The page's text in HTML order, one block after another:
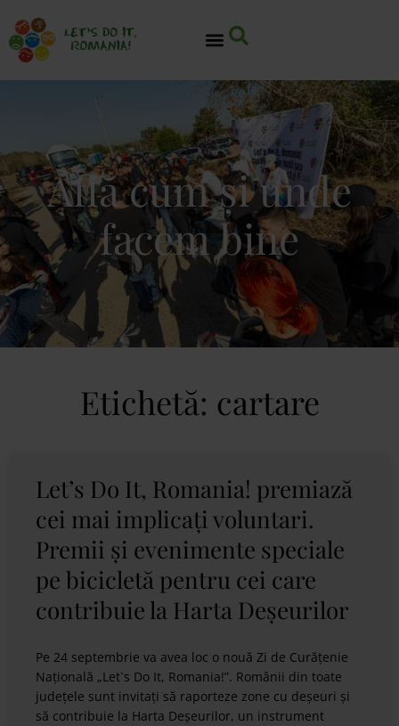
Află cum și unde
facem bine
Etichetă: cartare
Let’s Do It, Romania! premiază
cei mai implicați voluntari.
Premii și evenimente speciale
pe bicicletă pentru cei care
contribuie la Harta Deșeurilor
Pe 24 septembrie va avea loc o nouă Zi de Curățenie
Națională „Let`s Do It, Romania!”. Românii din toate
județele sunt invitați să raporteze zone cu deșeuri și
să contribuie la Harta Deșeurilor, un instrument